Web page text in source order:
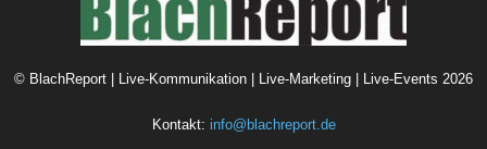
© BlachReport | Live-Kommunikation | Live-Marketing | Live-Events 2026
Kontakt: info@blachreport.de